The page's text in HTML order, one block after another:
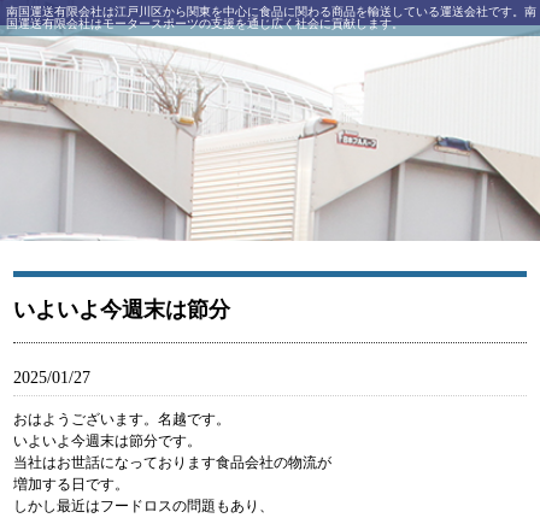
南国運送有限会社は江戸川区から関東を中心に食品に関わる商品を輸送している運送会社です。南
国運送有限会社はモータースポーツの支援を通じ広く社会に貢献します。
南国運送有限会社｜江戸川区西一之江にある運送会社
いよいよ今週末は節分
2025/01/27
おはようございます。名越です。
いよいよ今週末は節分です。
当社はお世話になっております食品会社の物流が
増加する日です。
しかし最近はフードロスの問題もあり、